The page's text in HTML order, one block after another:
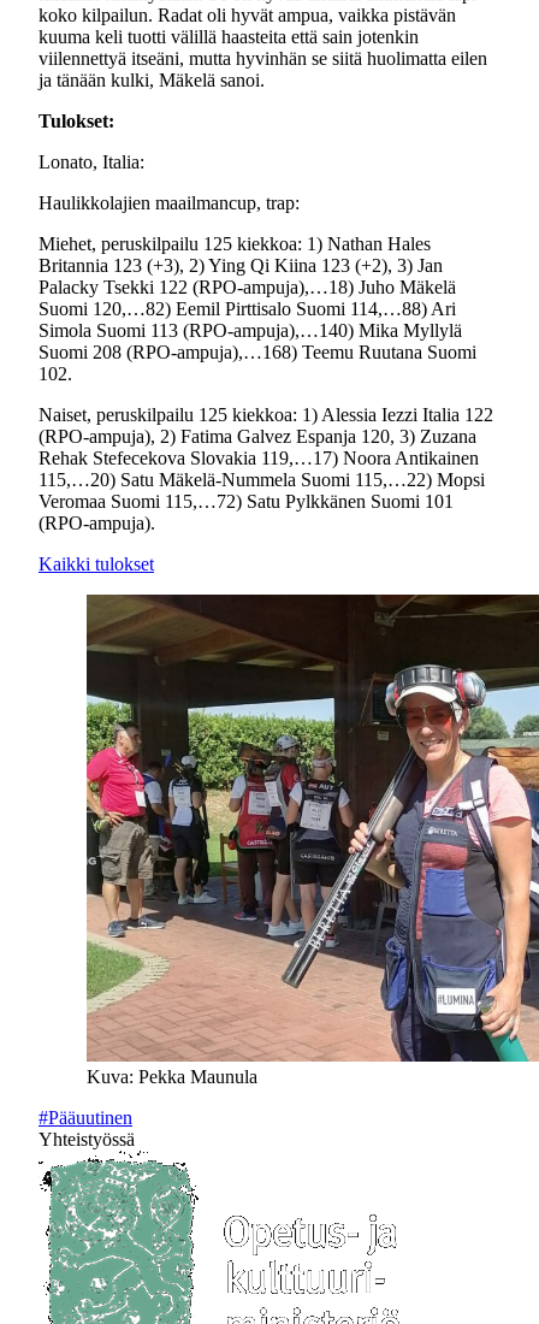
koko kilpailun. Radat oli hyvät ampua, vaikka pistävän
kuuma keli tuotti välillä haasteita että sain jotenkin
viilennettyä itseäni, mutta hyvinhän se siitä huolimatta eilen
ja tänään kulki, Mäkelä sanoi.
Tulokset:
Lonato, Italia:
Haulikkolajien maailmancup, trap:
Miehet, peruskilpailu 125 kiekkoa: 1) Nathan Hales
Britannia 123 (+3), 2) Ying Qi Kiina 123 (+2), 3) Jan
Palacky Tsekki 122 (RPO-ampuja),…18) Juho Mäkelä
Suomi 120,…82) Eemil Pirttisalo Suomi 114,…88) Ari
Simola Suomi 113 (RPO-ampuja),…140) Mika Myllylä
Suomi 208 (RPO-ampuja),…168) Teemu Ruutana Suomi
102.
Naiset, peruskilpailu 125 kiekkoa: 1) Alessia Iezzi Italia 122
(RPO-ampuja), 2) Fatima Galvez Espanja 120, 3) Zuzana
Rehak Stefecekova Slovakia 119,…17) Noora Antikainen
115,…20) Satu Mäkelä-Nummela Suomi 115,…22) Mopsi
Veromaa Suomi 115,…72) Satu Pylkkänen Suomi 101
(RPO-ampuja).
Kaikki tulokset
Kuva: Pekka Maunula
#Pääuutinen
Yhteistyössä